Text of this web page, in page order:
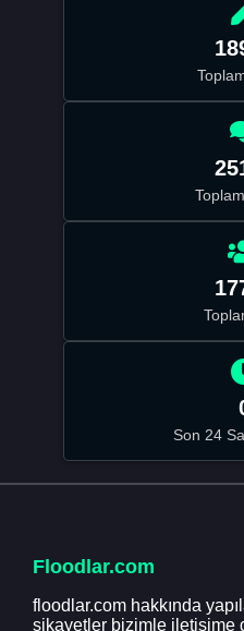
Son 24
Floodlar.com
floodlar.com hakkında
şikayetler bizimle iletişime